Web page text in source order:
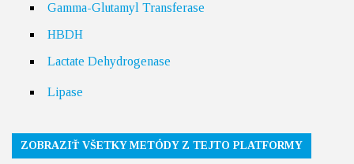
Gamma-Glutamyl Transferase
HBDH
Lactate Dehydrogenase
Lipase
ZOBRAZIŤ VŠETKY METÓDY Z TEJTO PLATFORMY